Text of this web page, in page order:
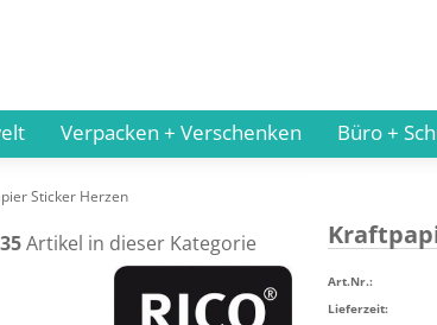
Verpacken + Verschenken Büro +
Sticker Herzen
Artikel in dieser Kategorie
Art.Nr.:
Lieferzeit: